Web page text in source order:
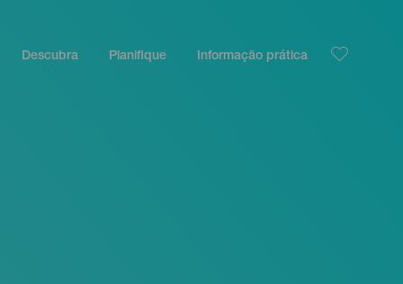
Descubra Planifique Informação prática